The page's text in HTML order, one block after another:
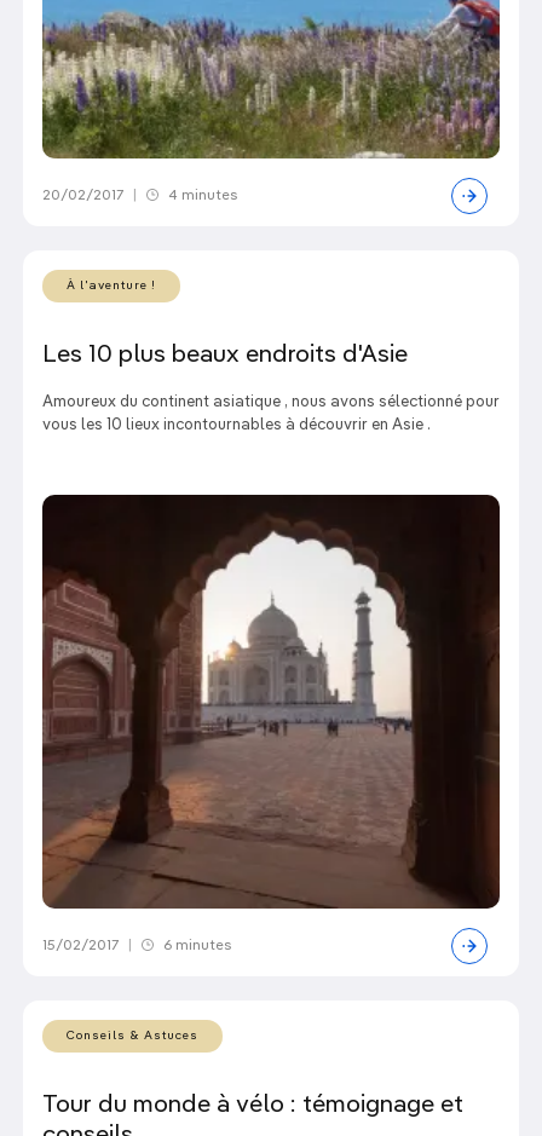
20/02/2017 4 minutes
À l'aventure !
Les 10 plus beaux endroits d'Asie
Amoureux du continent asiatique , nous avons sélectionné pour
vous les 10 lieux incontournables à découvrir en Asie .
15/02/2017 6 minutes
Conseils & Astuces
Tour du monde à vélo : témoignage et